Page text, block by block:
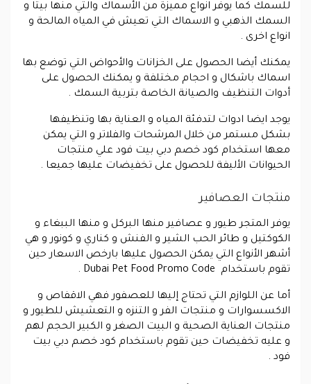
للسمك كما يوفر انواع مميزة من الأسماك والتي منها بيتا و
السمك الذهبي و الاسماك التي تعيش في المياه المالحة و
انواع اخرى .
يمكنك أيضا الحصول على الخزانات والأحواض التي توضع بها
اسماك باشكال و احجام مختلفة و يمكنك الحصول على
أدوات التنظيف والصيانة الخاصة بتربية السمك .
يوجد ايضا ادوات لتدفئة المياه و العناية بها وتنظيفها
بشكل مستمر من خلال المرشحات والفلاتر و التي يمكن
معها استخدام كود خصم دبي بيت فود علي منتجات
الحيوانات الأليفة للحصول على تخفيضات عليها جميعا .
منتجات العصافير
يوفر المتجر طيور و عصافير منها البركل و منها الببغاء و
الكوكتيل و طائر الحب الشير و الفنش و كناري و كونور و هي
أشهر الأنواع التي يمكن الحصول عليها بارخص الاسعار حين
تقوم باستخدام Dubai Pet Food Promo Code .
أما عن اللوازم التي تحتاج إليها للعصفور فهي الاقفاص و
الاكسسوارات و منتجات الفر و التنزه و التعشيش للطيور و
منتجات العناية الصحية و البيت الصغر و الكبير الحجم لهم
و عليه تخفيضات حين تقوم باستخدام كود خصم دبي بيت
فود .